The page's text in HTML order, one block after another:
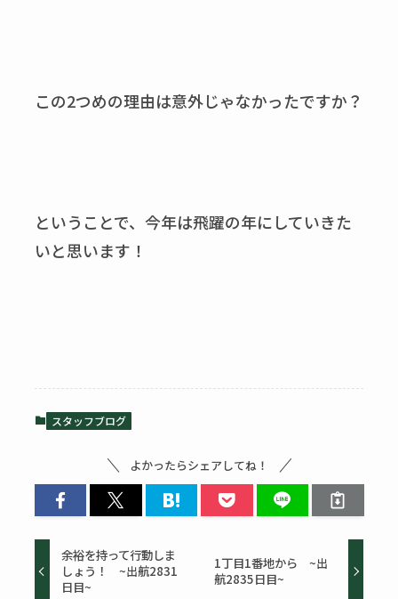
この2つめの理由は意外じゃなかったですか？
ということで、今年は飛躍の年にしていきた
いと思います！
スタッフブログ
よかったらシェアしてね！
余裕を持って行動しま
しょう！ ~出航2831
日目~
1丁目1番地から ~出
航2835日目~